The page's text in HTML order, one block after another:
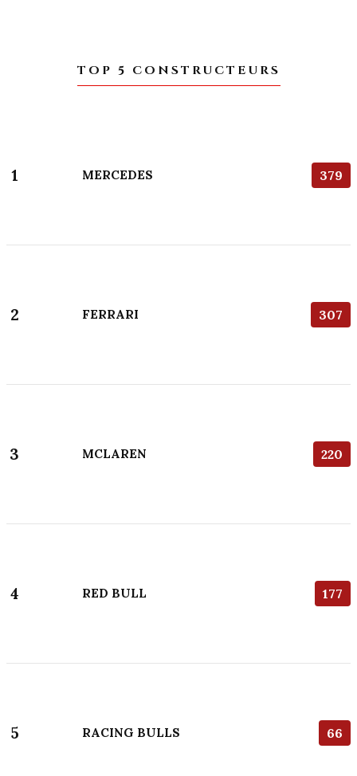
TOP 5 CONSTRUCTEURS
1 MERCEDES 379
2 FERRARI 307
3 MCLAREN 220
4 RED BULL 177
5 RACING BULLS 66